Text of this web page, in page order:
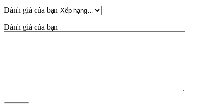
Đánh giá của bạn
Đánh giá của bạn